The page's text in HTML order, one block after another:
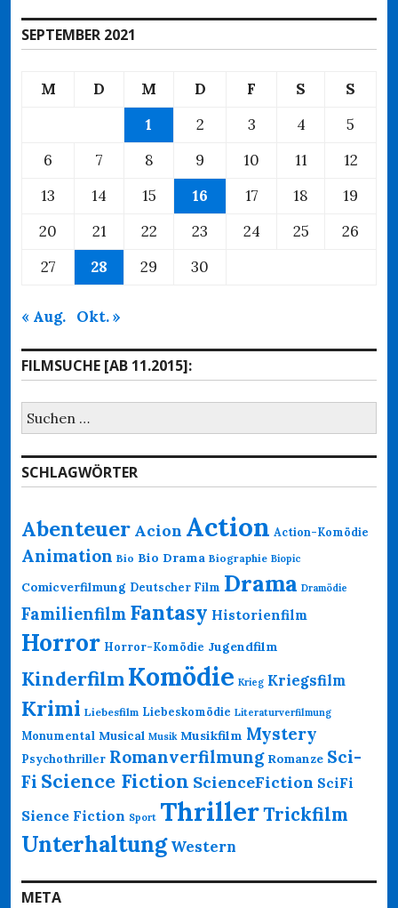
SEPTEMBER 2021
M D M D F S
S
1
2 3 4
5
6
7 8 9 10 11
12
13
14 15 16 17 18
19
20
21 22 23 24 25
26
27
28 29 30
« Aug. Okt. »
FILMSUCHE [AB 11.2015]:
Suchen
nach:
SCHLAGWÖRTER
Abenteuer Acion Action Action-Komödie
Animation Bio Bio Drama Biographie Biopic
Comicverfilmung Deutscher Film Drama Dramödie
Familienfilm Fantasy Historienfilm
Horror Horror-Komödie Jugendfilm
KinderfilmKomödie Krieg Kriegsfilm
Krimi Liebesfilm Liebeskomödie Literaturverfilmung
Monumental Musical Musik Musikfilm Mystery
Psychothriller Romanverfilmung Romanze Sci-
Fi Science Fiction ScienceFiction SciFi
Sience Fiction Sport ThrillerTrickfilm
Unterhaltung Western
META